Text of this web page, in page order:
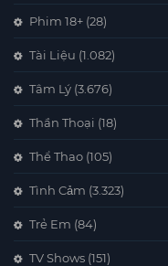
Phim 18+ (28)
Tài Liệu (1.082)
Tâm Lý (3.676)
Thần Thoại (18)
Thể Thao (105)
Tình Cảm (3.323)
Trẻ Em (84)
TV Shows (151)